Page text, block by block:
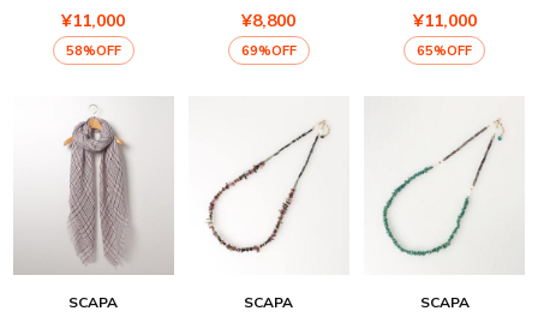
¥11,000
58%OFF
¥8,800
69%OFF
¥11,000
65%OFF
SCAPA SCAPA SCAPA